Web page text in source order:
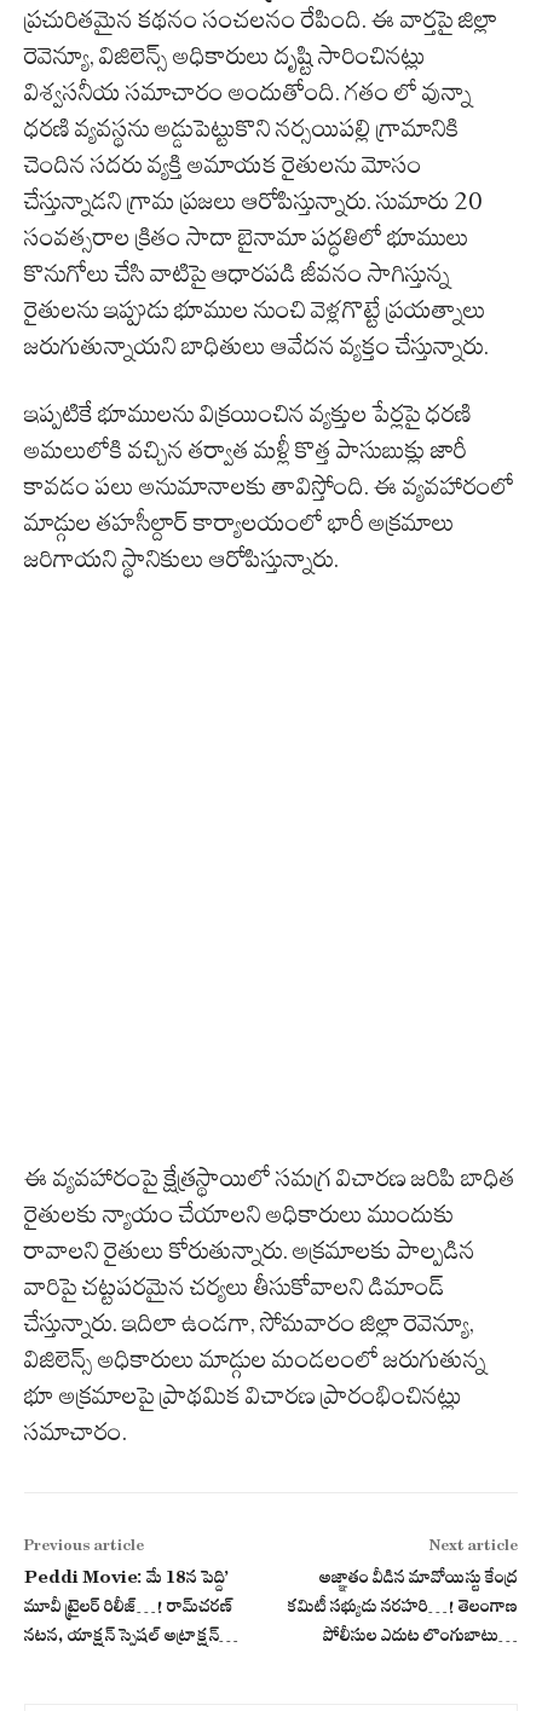
ప్రచురితమైన కథనం సంచలనం రేపింది. ఈ వార్తపై జిల్లా
రెవెన్యూ, విజిలెన్స్ అధికారులు దృష్టి సారించినట్లు
విశ్వసనీయ సమాచారం అందుతోంది. గతం లో వున్నా
ధరణి వ్యవస్థను అడ్డుపెట్టుకొని నర్సయిపల్లి గ్రామానికి
చెందిన సదరు వ్యక్తి అమాయక రైతులను మోసం
చేస్తున్నాడని గ్రామ ప్రజలు ఆరోపిస్తున్నారు. సుమారు 20
సంవత్సరాల క్రితం సాదా బైనామా పద్ధతిలో భూములు
కొనుగోలు చేసి వాటిపై ఆధారపడి జీవనం సాగిస్తున్న
రైతులను ఇప్పుడు భూముల నుంచి వెళ్లగొట్టే ప్రయత్నాలు
జరుగుతున్నాయని బాధితులు ఆవేదన వ్యక్తం చేస్తున్నారు.
ఇప్పటికే భూములను విక్రయించిన వ్యక్తుల పేర్లపై ధరణి
అమలులోకి వచ్చిన తర్వాత మళ్లీ కొత్త పాసుబుక్లు జారీ
కావడం పలు అనుమానాలకు తావిస్తోంది. ఈ వ్యవహారంలో
మాడ్గుల తహసీల్దార్ కార్యాలయంలో భారీ అక్రమాలు
జరిగాయని స్థానికులు ఆరోపిస్తున్నారు.
ఈ వ్యవహారంపై క్షేత్రస్థాయిలో సమగ్ర విచారణ జరిపి బాధిత
రైతులకు న్యాయం చేయాలని అధికారులు ముందుకు
రావాలని రైతులు కోరుతున్నారు. అక్రమాలకు పాల్పడిన
వారిపై చట్టపరమైన చర్యలు తీసుకోవాలని డిమాండ్
చేస్తున్నారు. ఇదిలా ఉండగా, సోమవారం జిల్లా రెవెన్యూ,
విజిలెన్స్ అధికారులు మాడ్గుల మండలంలో జరుగుతున్న
భూ అక్రమాలపై ప్రాథమిక విచారణ ప్రారంభించినట్లు
సమాచారం.
Previous article
Peddi Movie: మే 18న పెద్ది’
మూవీ ట్రైలర్ రిలీజ్‌…! రామ్‌చ‌ర‌ణ్
న‌ట‌న‌, యాక్ష‌న్ స్పెష‌ల్ అట్రాక్ష‌న్‌…
Next article
అజ్ఞాతం వీడిన మావోయిస్టు కేంద్ర
క‌మిటీ స‌భ్యుడు న‌ర‌హ‌రి…! తెలంగాణ
పోలీసుల ఎదుట లొంగుబాటు…